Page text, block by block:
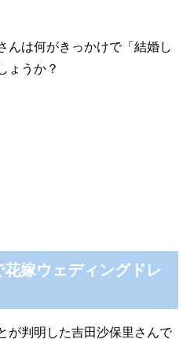
んは何がきっかけで「結婚し
ょうか？
嫁ウェディングドレ
が判明した吉田沙保里さんで